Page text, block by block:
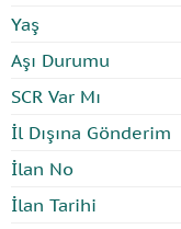
Yaş
Aşı Durumu
SCR Var Mı
İl Dışına Gönderim
İlan No
İlan Tarihi